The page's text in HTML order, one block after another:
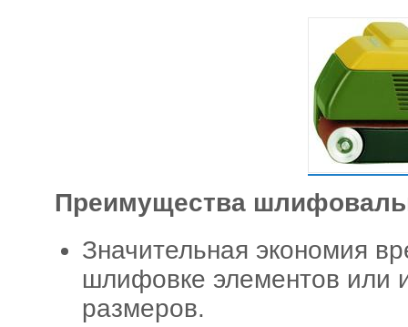
Преимущества
Значительная экономия
шлифовке элементов или
размеров.